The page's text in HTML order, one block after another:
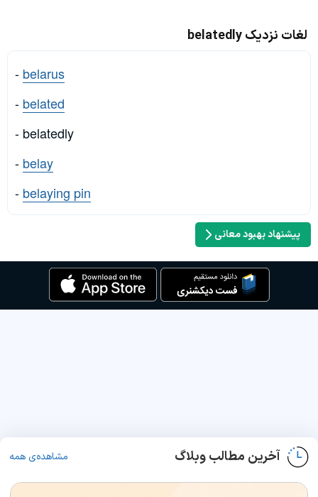
لغات نزدیک belatedly
- belarus
- belated
- belatedly
- belay
- belaying pin
پیشنهاد بهبود معانی
آخرین مطالب وبلاگ مشاهده‌ی همه